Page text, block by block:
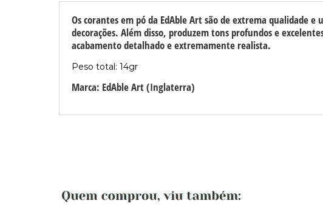
Os corantes em pó da EdAble Art são de extrema qualidade
decorações. Além disso, produzem tons profundos e
acabamento detalhado e extremamente realista.
Peso total: 14gr
Marca: EdAble Art (Inglaterra)